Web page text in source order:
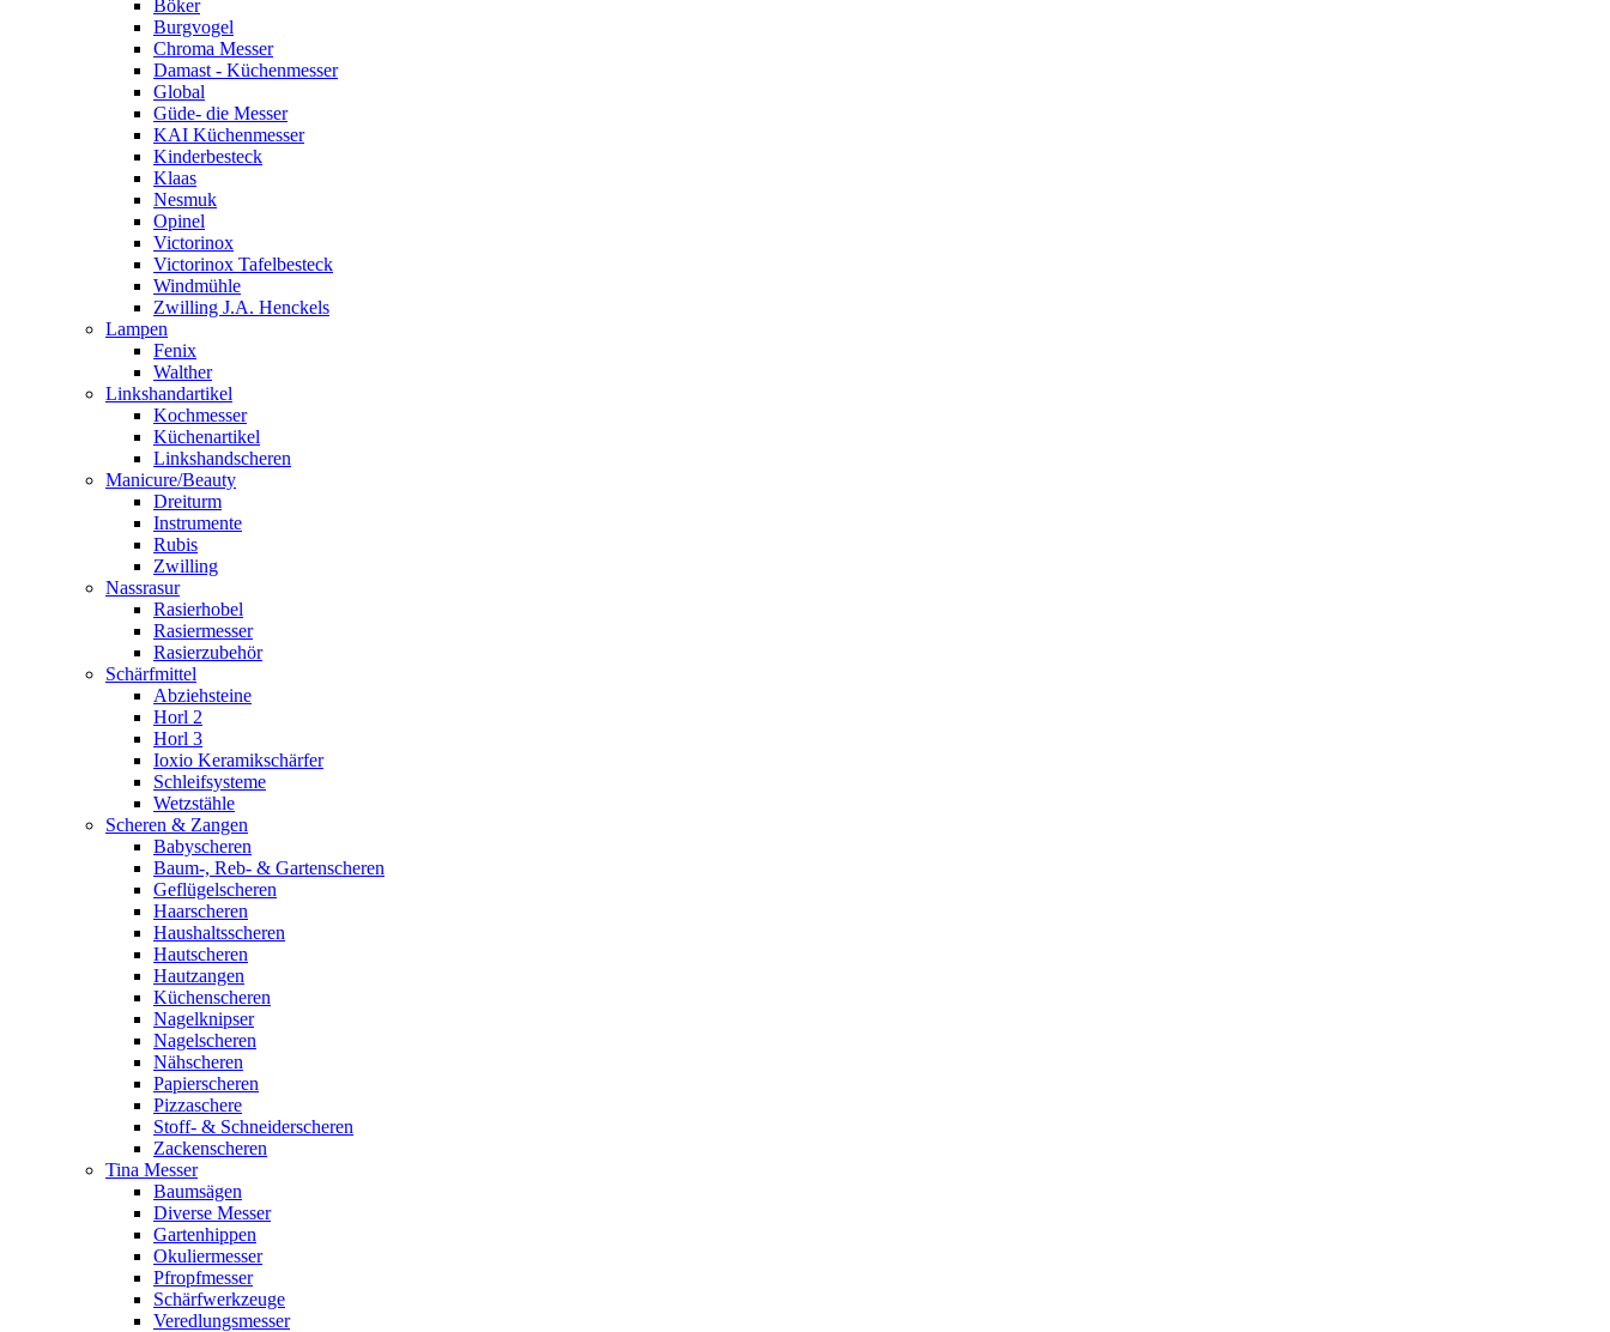
Böker
Burgvogel
Chroma Messer
Damast - Küchenmesser
Global
Güde- die Messer
KAI Küchenmesser
Kinderbesteck
Klaas
Nesmuk
Opinel
Victorinox
Victorinox Tafelbesteck
Windmühle
Zwilling J.A. Henckels
Lampen
Fenix
Walther
Linkshandartikel
Kochmesser
Küchenartikel
Linkshandscheren
Manicure/Beauty
Dreiturm
Instrumente
Rubis
Zwilling
Nassrasur
Rasierhobel
Rasiermesser
Rasierzubehör
Schärfmittel
Abziehsteine
Horl 2
Horl 3
Ioxio Keramikschärfer
Schleifsysteme
Wetzstähle
Scheren & Zangen
Babyscheren
Baum-, Reb- & Gartenscheren
Geflügelscheren
Haarscheren
Haushaltsscheren
Hautscheren
Hautzangen
Küchenscheren
Nagelknipser
Nagelscheren
Nähscheren
Papierscheren
Pizzaschere
Stoff- & Schneiderscheren
Zackenscheren
Tina Messer
Baumsägen
Diverse Messer
Gartenhippen
Okuliermesser
Pfropfmesser
Schärfwerkzeuge
Veredlungsmesser